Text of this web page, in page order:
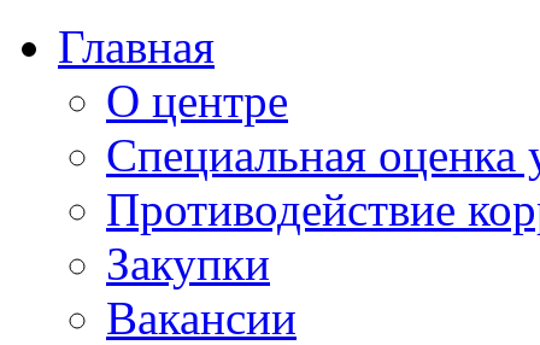
Главная
О центре
Специальная оценка
Противодействие
Закупки
Вакансии